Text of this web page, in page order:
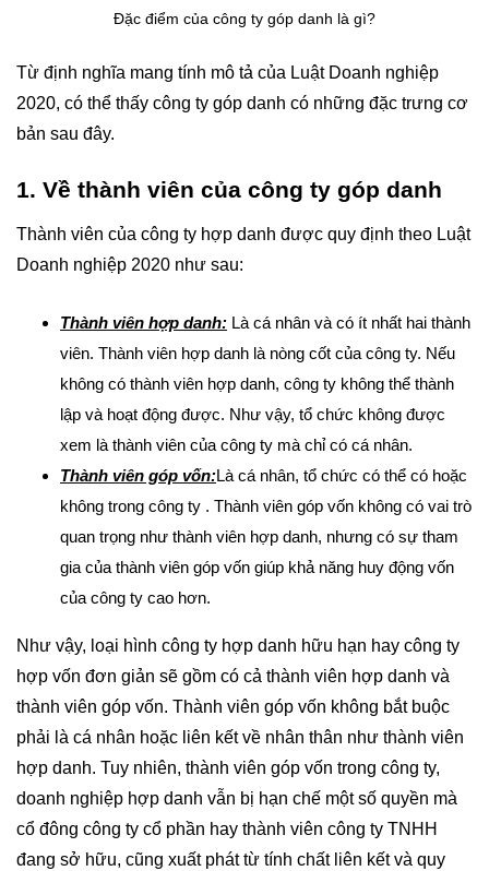
Đặc điểm của công ty góp danh là gì?
Từ định nghĩa mang tính mô tả của Luật Doanh nghiệp
2020, có thể thấy công ty góp danh có những đặc trưng cơ
bản sau đây.
1. Về thành viên của công ty góp danh
Thành viên của công ty hợp danh được quy định theo Luật
Doanh nghiệp 2020 như sau:
Thành viên hợp danh: Là cá nhân và có ít nhất hai thành
viên. Thành viên hợp danh là nòng cốt của công ty. Nếu
không có thành viên hợp danh, công ty không thể thành
lập và hoạt động được. Như vậy, tổ chức không được
xem là thành viên của công ty mà chỉ có cá nhân.
Thành viên góp vốn:Là cá nhân, tổ chức có thể có hoặc
không trong công ty . Thành viên góp vốn không có vai trò
quan trọng như thành viên hợp danh, nhưng có sự tham
gia của thành viên góp vốn giúp khả năng huy động vốn
của công ty cao hơn.
Như vậy, loại hình công ty hợp danh hữu hạn hay công ty
hợp vốn đơn giản sẽ gồm có cả thành viên hợp danh và
thành viên góp vốn. Thành viên góp vốn không bắt buộc
phải là cá nhân hoặc liên kết về nhân thân như thành viên
hợp danh. Tuy nhiên, thành viên góp vốn trong công ty,
doanh nghiệp hợp danh vẫn bị hạn chế một số quyền mà
cổ đông công ty cổ phần hay thành viên công ty TNHH
đang sở hữu, cũng xuất phát từ tính chất liên kết và quy